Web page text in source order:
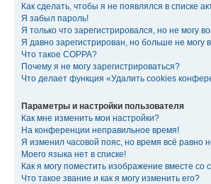
Как сделать, чтобы я не появлялся в списке
Я забыл пароль!
Я только что зарегистрировался, но не могу
Я давно зарегистрирован, но больше не могу
Что такое COPPA?
Почему я не могу зарегистрироваться?
Что делает функция «Удалить cookies
Параметры и настройки пользователя
Как мне изменить мои настройки?
На конференции неправильное время!
Я изменил часовой пояс, но время всё равно
Моего языка нет в списке!
Как я могу поместить изображение вместе со
Что такое звание и как я могу изменить его?